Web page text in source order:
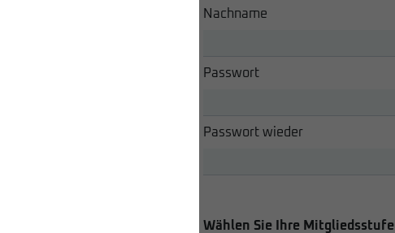
Nachname
Passwort
Passwort wieder
Wählen Sie Ihre Mitgliedsstufe